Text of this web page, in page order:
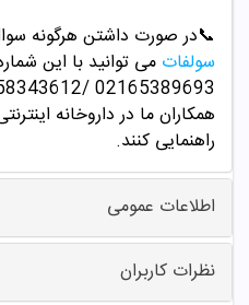
📞در صورت داشتن هرگونه
سولفات می توانید با این
02165389693
همکاران ما در داروخانه
راهنمایی کنند.
اطلاعات عمومی
نظرات کاربران